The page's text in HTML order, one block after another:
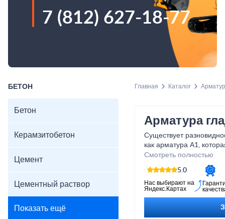
7 (812) 627-18-77
БЕТОН
Бетон
Керамзитобетон
Цемент
Цементный раствор
Показать ещё
Главная Каталог
Арматура
Существует
как арматура А1,
имеет два продольных
облегчения
используется для
конструкций или для
и ее толщина может
Смотреть полностью
5.0
Нас выбирают на
Яндекс.Картах